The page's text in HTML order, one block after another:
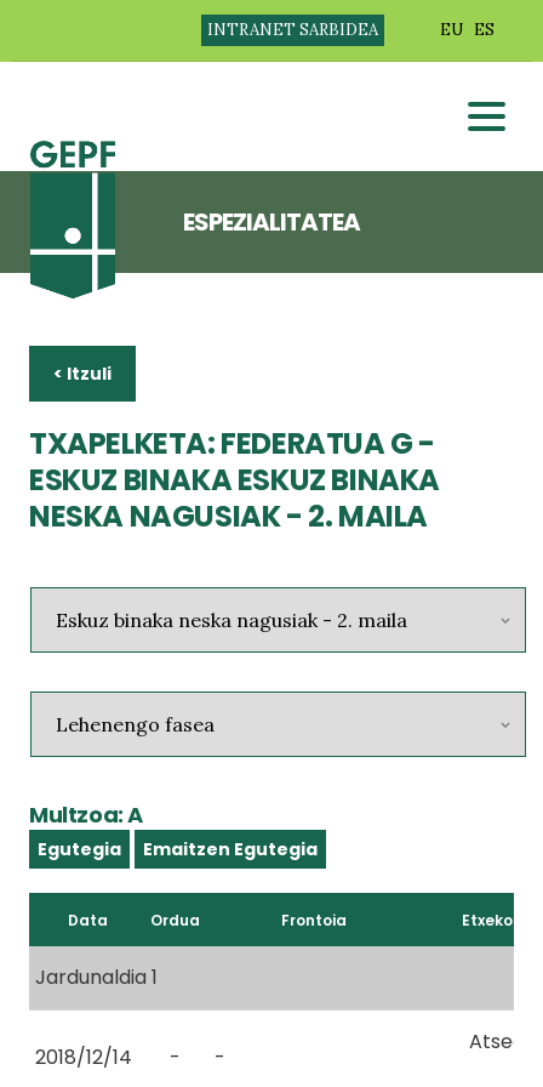
INTRANET SARBIDEA EU ES
ESPEZIALITATEA
< Itzuli
TXAPELKETA: FEDERATUA G -
ESKUZ BINAKA ESKUZ BINAKA
NESKA NAGUSIAK - 2. MAILA
Multzoa: A
Egutegia Emaitzen Egutegia
Data Ordua Frontoia Etxekoa
Jardunaldia 1
2018/12/14 - -